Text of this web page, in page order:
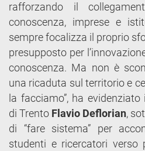
rafforzando il
conoscenza, imprese e
sempre focalizza il proprio
presupposto per
conoscenza. Ma non è
una ricaduta sul territorio e
la facciamo”, ha evidenziato
di Trento Flavio Deflorian,
di “fare sistema” per
studenti e ricercatori verso